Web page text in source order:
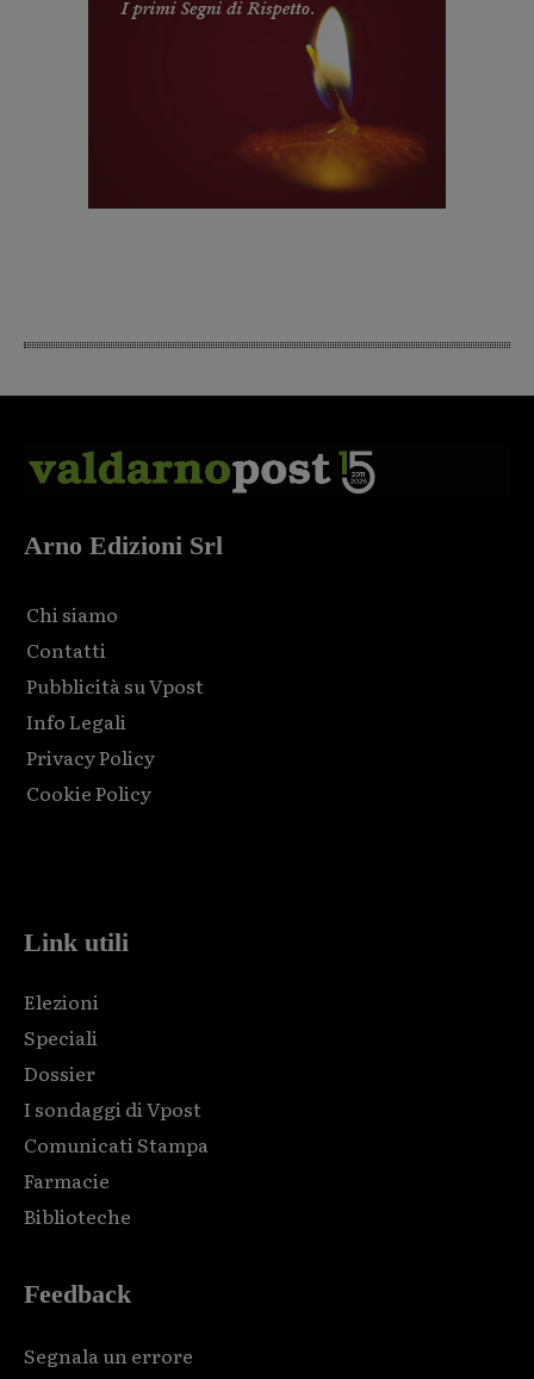
Arno Edizioni Srl
Chi siamo
Contatti
Pubblicità su Vpost
Info Legali
Privacy Policy
Cookie Policy
Link utili
Elezioni
Speciali
Dossier
I sondaggi di Vpost
Comunicati Stampa
Farmacie
Biblioteche
Feedback
Segnala un errore